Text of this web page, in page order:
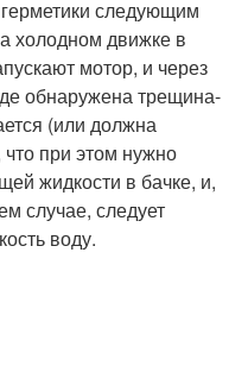
следующим
холодном движке в
мотор, и через
обнаружена трещина-
(или должна
при этом нужно
жидкости в бачке, и,
случае, следует
воду.